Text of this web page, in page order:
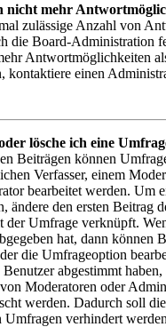
nicht mehr
zulässige Anzahl von
die Board-Administration
Antwortmöglichkeiten
kontaktiere einen
lösche ich eine
Beiträgen können
Verfasser, einem
bearbeitet werden. Um
ändere den ersten Beitrag
der Umfrage verknüpft.
hat, dann können
die Umfrageoption
Benutzer abgestimmt
Moderatoren oder
werden. Dadurch soll
Umfragen verhindert